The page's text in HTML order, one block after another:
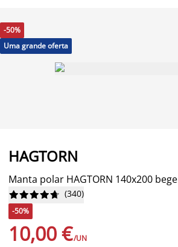
-50%
Uma grande oferta
HAGTORN
Manta polar HAGTORN 140x200 bege





 (340)
-50%
10,00 €/UN